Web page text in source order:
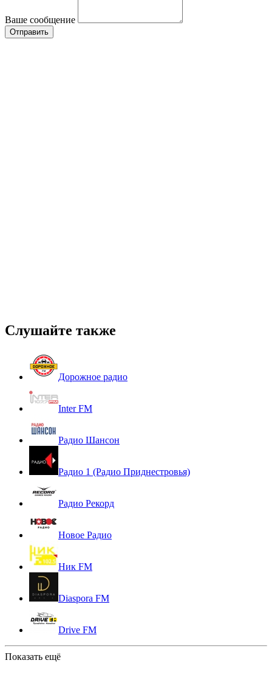
Ваше сообщение
Слушайте также
Дорожное радио
Inter FM
Радио Шансон
Радио 1 (Радио Приднестровья)
Радио Рекорд
Новое Радио
Ник FM
Diaspora FM
Drive FM
Показать ещё